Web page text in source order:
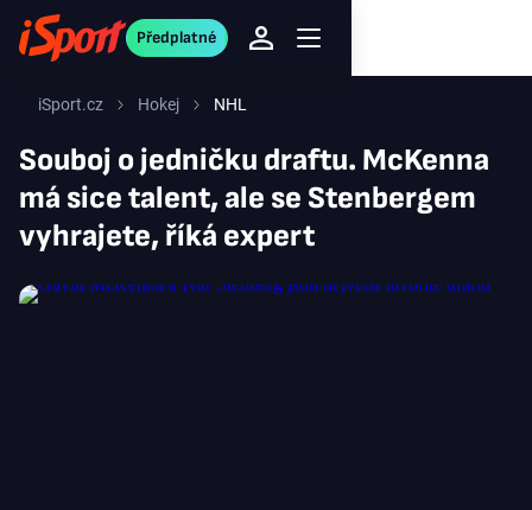
Předplatné
iSport.cz Hokej NHL
Souboj o jedničku draftu. McKenna
má sice talent, ale se Stenbergem
vyhrajete, říká expert